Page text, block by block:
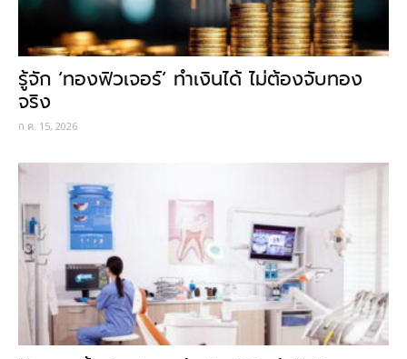
รู้จัก ‘ทองฟิวเจอร์’ ทำเงินได้ ไม่ต้องจับทอง
จริง
ก.ค. 15, 2026